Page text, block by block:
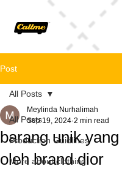
Post
All Posts
Production Guidlines
More about clothing
All Posts
barang unik
oleh brand dior
Meylinda Nurhalimah
Sep 19, 2024 2 min read